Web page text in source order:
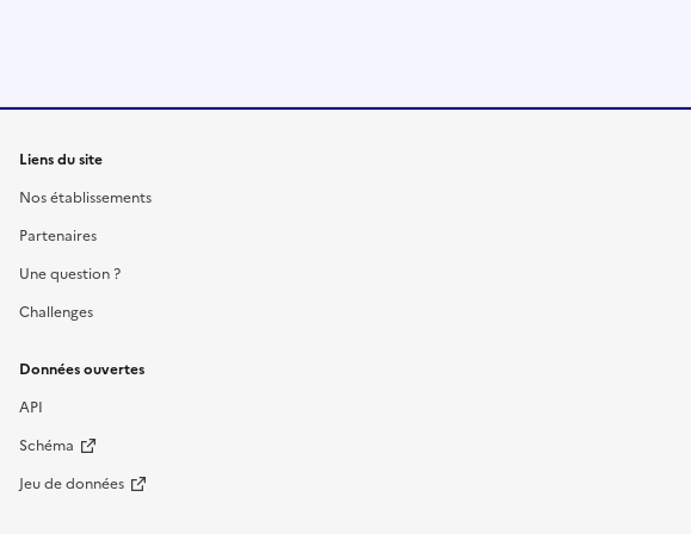
Liens du site
Nos établissements
Partenaires
Une question ?
Challenges
Données ouvertes
API
Schéma
Jeu de données